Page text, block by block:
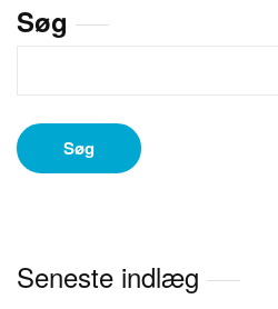
Søg
Søg
Seneste indlæg